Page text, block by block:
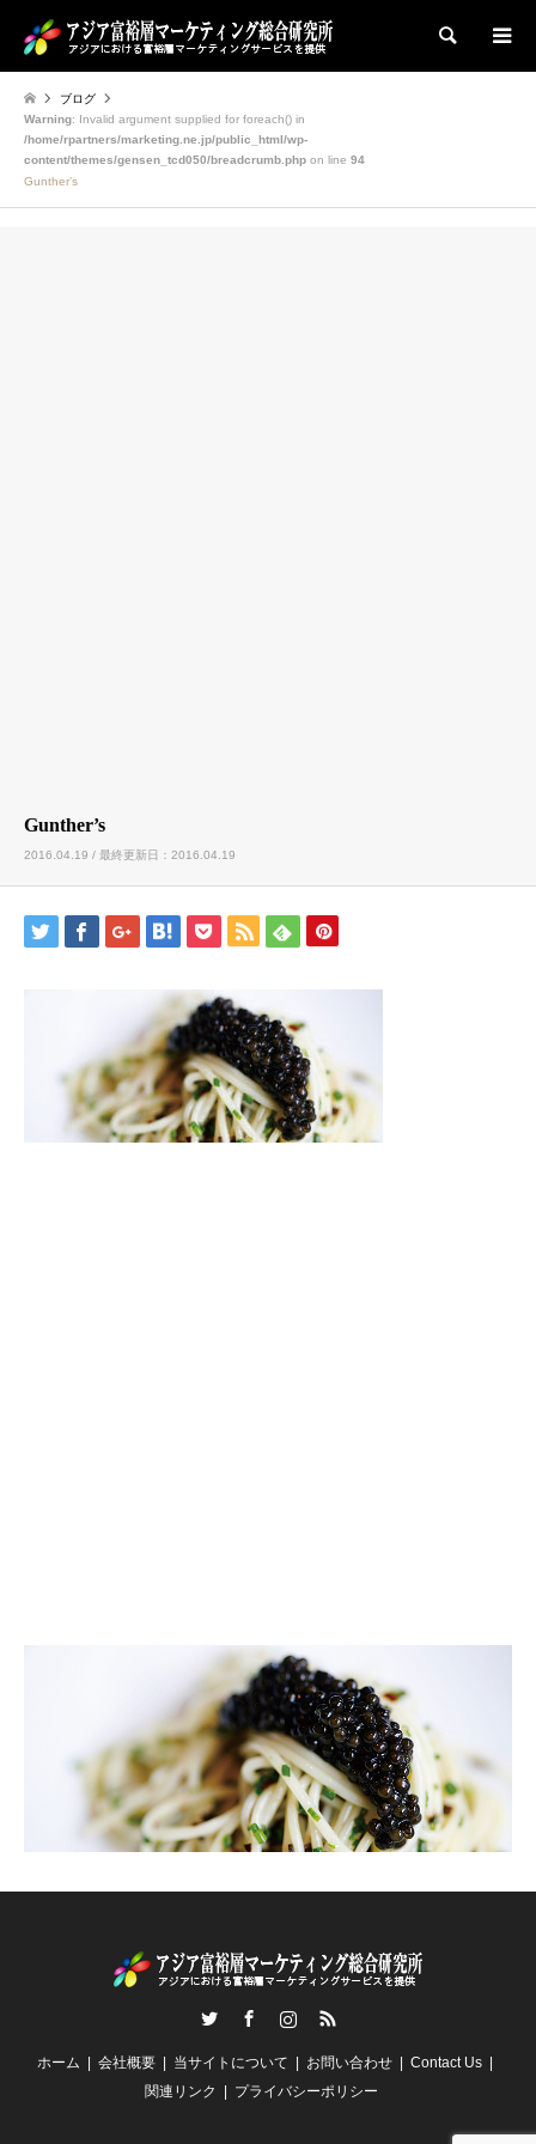
検索
ブログ
Warning: Invalid argument supplied for foreach() in
/home/rpartners/marketing.ne.jp/public_html/wp-
content/themes/gensen_tcd050/breadcrumb.php on line 94
Gunther’s
Gunther’s
2016.04.19 / 最終更新日：2016.04.19
RSS
ホーム 会社概要 当サイトについて お問い合わせ
Contact Us
関連リンク
プライバシーポリシー